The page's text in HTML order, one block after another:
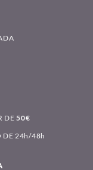
DE50€
DE 24h/48h